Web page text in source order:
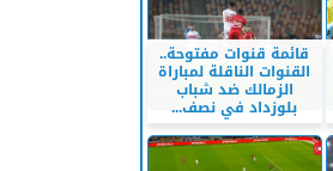
قائمة قنوات مفتوحة..
القنوات الناقلة لمباراة
الزمالك ضد شباب
بلوزداد في نصف...